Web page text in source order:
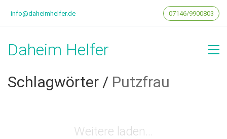
info@daheimhelfer.de 07146/9900803
Daheim Helfer
Schlagwörter / Putzfrau
Weitere laden…